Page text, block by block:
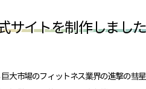
サイトを制作しまし
大市場のフィットネス業界の進撃の彗